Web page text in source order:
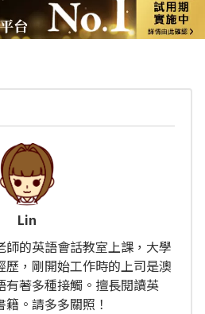
Lin
師的英語會話教室上課，大學
歷，剛開始工作時的上司是澳
有著多種接觸。擅長閱讀英
。請多多關照！